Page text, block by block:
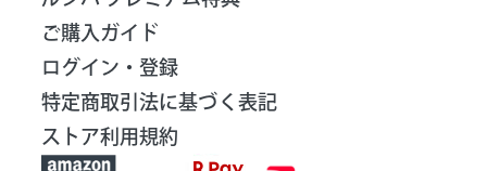
ご購入ガイド
ログイン・登録
特定商取引法に基づく表記
ストア利用規約